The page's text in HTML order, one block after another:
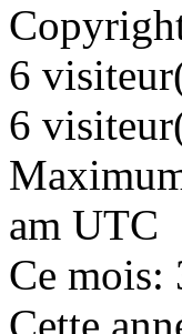
6
6
am UTC
Ce mois: